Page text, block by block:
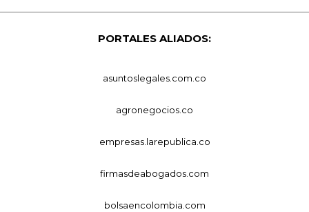
PORTALES ALIADOS:
asuntoslegales.com.co
agronegocios.co
empresas.larepublica.co
firmasdeabogados.com
bolsaencolombia.com